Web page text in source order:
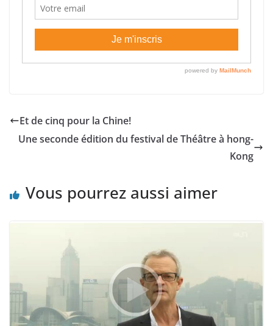
Et de cinq pour la Chine!
Une seconde édition du festival de Théâtre à hong-
Kong
Vous pourrez aussi aimer